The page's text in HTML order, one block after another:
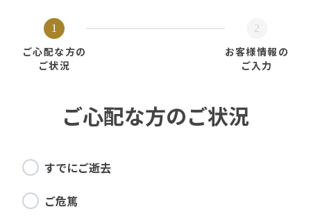
1
ご心配な方の
ご状況
2
お客様情報の
ご入力
ご心配な方のご状況
すでにご逝去
ご危篤